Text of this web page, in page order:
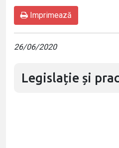
Imprimează
26/06/2020
Legislație și